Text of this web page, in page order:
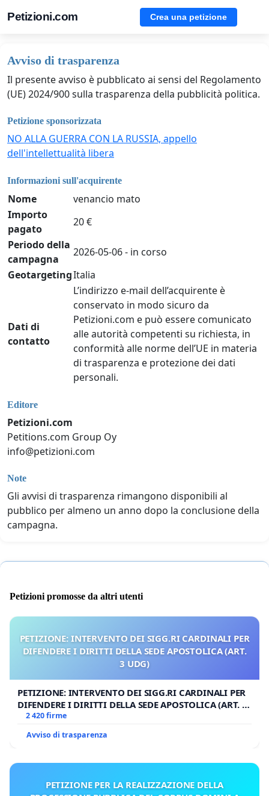
Petizioni.com Crea una petizione
Avviso di trasparenza
Il presente avviso è pubblicato ai sensi del Regolamento
(UE) 2024/900 sulla trasparenza della pubblicità politica.
Petizione sponsorizzata
NO ALLA GUERRA CON LA RUSSIA, appello
dell'intellettualità libera
Informazioni sull'acquirente
Nome
venancio mato
Importo
pagato
20 €
Periodo della
campagna
2026-05-06 - in corso
GeotargetingItalia
Dati di
contatto
L’indirizzo e-mail dell’acquirente è
conservato in modo sicuro da
Petizioni.com e può essere comunicato
alle autorità competenti su richiesta, in
conformità alle norme dell’UE in materia
di trasparenza e protezione dei dati
personali.
Editore
Petizioni.com
Petitions.com Group Oy
info@petizioni.com
Note
Gli avvisi di trasparenza rimangono disponibili al
pubblico per almeno un anno dopo la conclusione della
campagna.
Petizioni promosse da altri utenti
PETIZIONE: INTERVENTO DEI SIGG.RI CARDINALI PER
DIFENDERE I DIRITTI DELLA SEDE APOSTOLICA (ART.
3 UDG)
PETIZIONE: INTERVENTO DEI SIGG.RI CARDINALI PER
DIFENDERE I DIRITTI DELLA SEDE APOSTOLICA (ART. 3
UDG)
2 420 firme
Avviso di trasparenza
PETIZIONE PER LA REALIZZAZIONE DELLA